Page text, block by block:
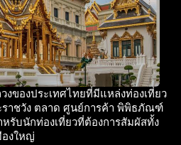
งของประเทศไทยที่มีแหล่งท่องเที่ยว
าชวัง ตลาด ศูนย์การค้า พิพิธภัณฑ์
รับนักท่องเที่ยวที่ต้องการสัมผัสทั้ง
งใหญ่